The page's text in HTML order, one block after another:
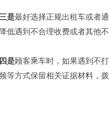
三是最好选择正规出租车或者
降低遇到不合理收费或者其他
四是顾客乘车时，如果遇到不
等方式保留相关证据材料，